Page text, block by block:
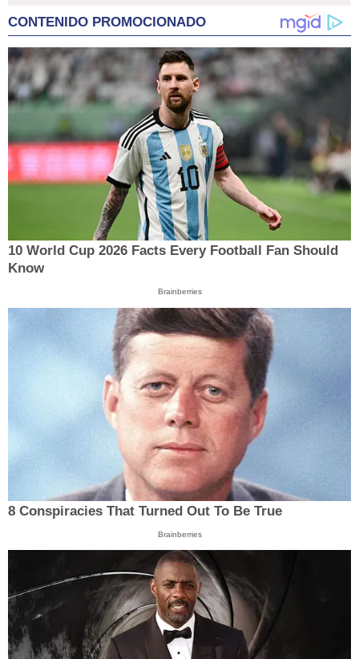
CONTENIDO PROMOCIONADO
10 World Cup 2026 Facts Every Football Fan Should
Know
Brainberries
8 Conspiracies That Turned Out To Be True
Brainberries